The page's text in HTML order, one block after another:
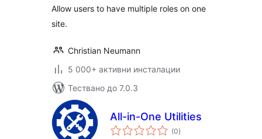
Allow users to have multiple roles on one
site.
Christian Neumann
5 000+ активни инсталации
Тествано до 7.0.3
All-in-One Utilities
(0общо
оценки
)